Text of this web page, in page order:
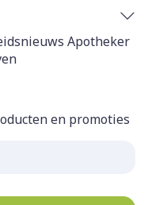
Apotheker
en promoties